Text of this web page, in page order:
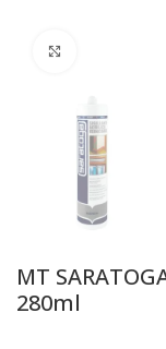
MT
280ml